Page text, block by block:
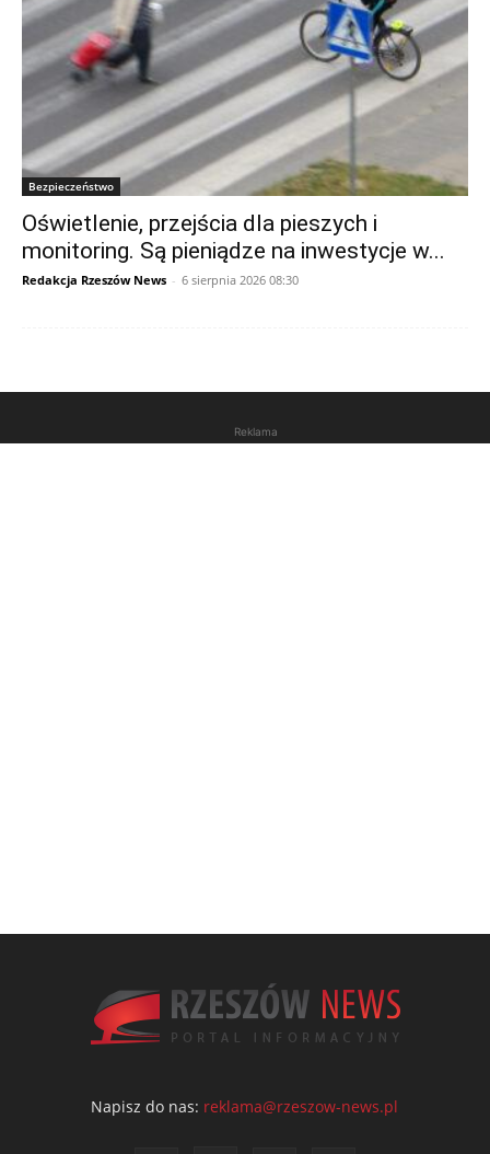
Bezpieczeństwo
Oświetlenie, przejścia dla pieszych i
monitoring. Są pieniądze na inwestycje w...
Redakcja Rzeszów News - 6 sierpnia 2026 08:30
Reklama
Napisz do nas: reklama@rzeszow-news.pl